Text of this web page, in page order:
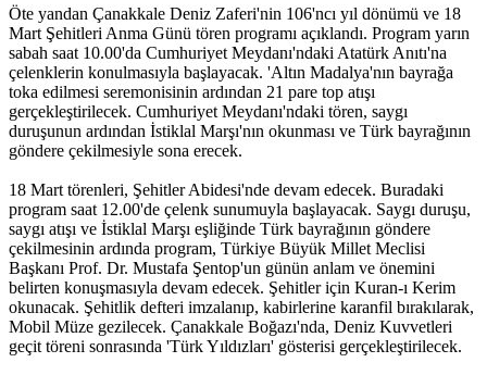
Öte yandan Çanakkale Deniz Zaferi'nin 106'ncı yıl dönümü ve 18
Mart Şehitleri Anma Günü tören programı açıklandı. Program yarın
sabah saat 10.00'da Cumhuriyet Meydanı'ndaki Atatürk Anıtı'na
çelenklerin konulmasıyla başlayacak. 'Altın Madalya'nın bayrağa
toka edilmesi seremonisinin ardından 21 pare top atışı
gerçekleştirilecek. Cumhuriyet Meydanı'ndaki tören, saygı
duruşunun ardından İstiklal Marşı'nın okunması ve Türk bayrağının
göndere çekilmesiyle sona erecek.
18 Mart törenleri, Şehitler Abidesi'nde devam edecek. Buradaki
program saat 12.00'de çelenk sunumuyla başlayacak. Saygı duruşu,
saygı atışı ve İstiklal Marşı eşliğinde Türk bayrağının göndere
çekilmesinin ardında program, Türkiye Büyük Millet Meclisi
Başkanı Prof. Dr. Mustafa Şentop'un günün anlam ve önemini
belirten konuşmasıyla devam edecek. Şehitler için Kuran-ı Kerim
okunacak. Şehitlik defteri imzalanıp, kabirlerine karanfil bırakılarak,
Mobil Müze gezilecek. Çanakkale Boğazı'nda, Deniz Kuvvetleri
geçit töreni sonrasında 'Türk Yıldızları' gösterisi gerçekleştirilecek.